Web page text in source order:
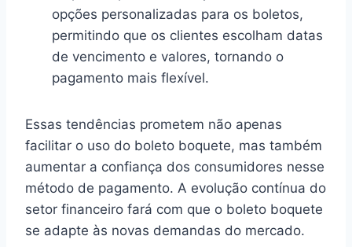
opções personalizadas para os boletos,
permitindo que os clientes escolham datas
de vencimento e valores, tornando o
pagamento mais flexível.
Essas tendências prometem não apenas
facilitar o uso do boleto boquete, mas também
aumentar a confiança dos consumidores nesse
método de pagamento. A evolução contínua do
setor financeiro fará com que o boleto boquete
se adapte às novas demandas do mercado.